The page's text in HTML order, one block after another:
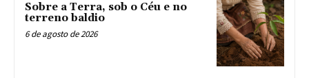
Sobre a Terra, sob o Céu e no
terreno baldio
6 de agosto de 2026